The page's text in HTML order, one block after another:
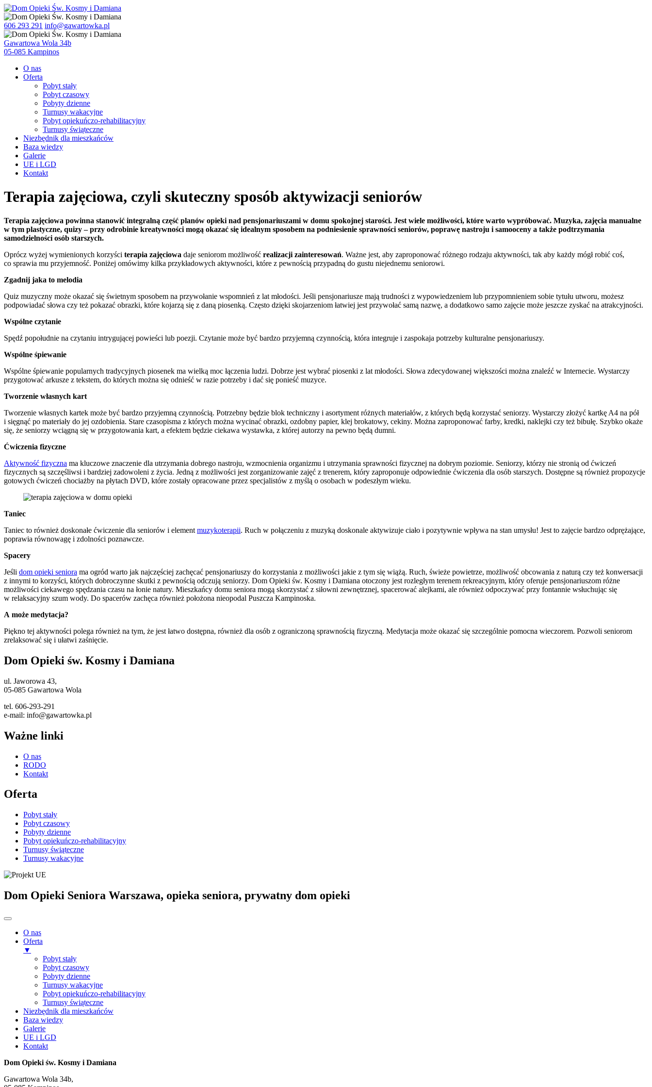
606 293 291 info@gawartowka.pl
Gawartowa Wola 34b
05-085 Kampinos
O nas
Oferta
Pobyt stały
Pobyt czasowy
Pobyty dzienne
Turnusy wakacyjne
Pobyt opiekuńczo-rehabilitacyjny
Turnusy świąteczne
Niezbędnik dla mieszkańców
Baza wiedzy
Galerie
UE i LGD
Kontakt
Terapia zajęciowa, czyli skuteczny sposób aktywizacji seniorów
Terapia zajęciowa powinna stanowić integralną część planów opieki nad pensjonariuszami w domu spokojnej starości. Jest wiele możliwości, które warto wypróbować. Muzyka, zajęcia manualne
w tym plastyczne, quizy – przy odrobinie kreatywności mogą okazać się idealnym sposobem na podniesienie sprawności seniorów, poprawę nastroju i samooceny a także podtrzymania
samodzielności osób starszych.
Oprócz wyżej wymienionych korzyści terapia zajęciowa daje seniorom możliwość realizacji zainteresowań. Ważne jest, aby zaproponować różnego rodzaju aktywności, tak aby każdy mógł robić coś,
co sprawia mu przyjemność. Poniżej omówimy kilka przykładowych aktywności, które z pewnością przypadną do gustu niejednemu seniorowi.
Zgadnij jaka to melodia
Quiz muzyczny może okazać się świetnym sposobem na przywołanie wspomnień z lat młodości. Jeśli pensjonariusze mają trudności z wypowiedzeniem lub przypomnieniem sobie tytułu utworu, możesz
podpowiadać słowa czy też pokazać obrazki, które kojarzą się z daną piosenką. Często dzięki skojarzeniom łatwiej jest przywołać samą nazwę, a dodatkowo samo zajęcie może jeszcze zyskać na atrakcyjności.
Wspólne czytanie
Spędź popołudnie na czytaniu intrygującej powieści lub poezji. Czytanie może być bardzo przyjemną czynnością, która integruje i zaspokaja potrzeby kulturalne pensjonariuszy.
Wspólne śpiewanie
Wspólne śpiewanie popularnych tradycyjnych piosenek ma wielką moc łączenia ludzi. Dobrze jest wybrać piosenki z lat młodości. Słowa zdecydowanej większości można znaleźć w Internecie. Wystarczy
przygotować arkusze z tekstem, do których można się odnieść w razie potrzeby i dać się ponieść muzyce.
Tworzenie własnych kart
Tworzenie własnych kartek może być bardzo przyjemną czynnością. Potrzebny będzie blok techniczny i asortyment różnych materiałów, z których będą korzystać seniorzy. Wystarczy złożyć kartkę A4 na pół
i sięgnąć po materiały do jej ozdobienia. Stare czasopisma z których można wycinać obrazki, ozdobny papier, klej brokatowy, cekiny. Można zaproponować farby, kredki, naklejki czy też bibułę. Szybko okaże
się, że seniorzy wciągną się w przygotowania kart, a efektem będzie ciekawa wystawka, z której autorzy na pewno będą dumni.
Ćwiczenia fizyczne
Aktywność fizyczna ma kluczowe znaczenie dla utrzymania dobrego nastroju, wzmocnienia organizmu i utrzymania sprawności fizycznej na dobrym poziomie. Seniorzy, którzy nie stronią od ćwiczeń
fizycznych są szczęśliwsi i bardziej zadowoleni z życia. Jedną z możliwości jest zorganizowanie zajęć z trenerem, który zaproponuje odpowiednie ćwiczenia dla osób starszych. Dostępne są również propozycje
gotowych ćwiczeń chociażby na płytach DVD, które zostały opracowane przez specjalistów z myślą o osobach w podeszłym wieku.
Taniec
Taniec to również doskonałe ćwiczenie dla seniorów i element muzykoterapii. Ruch w połączeniu z muzyką doskonale aktywizuje ciało i pozytywnie wpływa na stan umysłu! Jest to zajęcie bardzo odprężające,
poprawia równowagę i zdolności poznawcze.
Spacery
Jeśli dom opieki seniora ma ogród warto jak najczęściej zachęcać pensjonariuszy do korzystania z możliwości jakie z tym się wiążą. Ruch, świeże powietrze, możliwość obcowania z naturą czy też konwersacji
z innymi to korzyści, których dobroczynne skutki z pewnością odczują seniorzy. Dom Opieki św. Kosmy i Damiana otoczony jest rozległym terenem rekreacyjnym, który oferuje pensjonariuszom różne
możliwości ciekawego spędzania czasu na łonie natury. Mieszkańcy domu seniora mogą skorzystać z siłowni zewnętrznej, spacerować alejkami, ale również odpoczywać przy fontannie wsłuchując się
w relaksacyjny szum wody. Do spacerów zachęca również położona nieopodal Puszcza Kampinoska.
A może medytacja?
Piękno tej aktywności polega również na tym, że jest łatwo dostępna, również dla osób z ograniczoną sprawnością fizyczną. Medytacja może okazać się szczególnie pomocna wieczorem. Pozwoli seniorom
zrelaksować się i ułatwi zaśnięcie.
Dom Opieki św. Kosmy i Damiana
ul. Jaworowa 43,
05-085 Gawartowa Wola
tel. 606-293-291
e-mail: info@gawartowka.pl
Ważne linki
O nas
RODO
Kontakt
Oferta
Pobyt stały
Pobyt czasowy
Pobyty dzienne
Pobyt opiekuńczo-rehabilitacyjny
Turnusy świąteczne
Turnusy wakacyjne
Dom Opieki Seniora Warszawa, opieka seniora, prywatny dom opieki
O nas
Oferta
▼
Pobyt stały
Pobyt czasowy
Pobyty dzienne
Turnusy wakacyjne
Pobyt opiekuńczo-rehabilitacyjny
Turnusy świąteczne
Niezbędnik dla mieszkańców
Baza wiedzy
Galerie
UE i LGD
Kontakt
Dom Opieki św. Kosmy i Damiana
Gawartowa Wola 34b,